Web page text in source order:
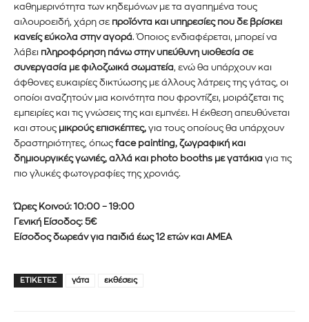
Διάβασα και αποδέχομαι τηνΠολιτική Απορρήτου.
καθημερινότητα των κηδεμόνων με τα αγαπημένα τους
αιλουροειδή, χάρη σε προϊόντα και υπηρεσίες που δε βρίσκει
κανείς εύκολα στην αγορά. Όποιος ενδιαφέρεται, μπορεί να
λάβει πληροφόρηση πάνω στην υπεύθυνη υιοθεσία σε
συνεργασία με φιλοζωικά σωματεία, ενώ θα υπάρχουν και
άφθονες ευκαιρίες δικτύωσης με άλλους λάτρεις της γάτας, οι
οποίοι αναζητούν μια κοινότητα που φροντίζει, μοιράζεται τις
εμπειρίες και τις γνώσεις της και εμπνέει. Η έκθεση απευθύνεται
και στους μικρούς επισκέπτες, για τους οποίους θα υπάρχουν
δραστηριότητες, όπως face painting, ζωγραφική και
δημιουργικές γωνιές, αλλά και photo booths με γατάκια για τις
πιο γλυκές φωτογραφίες της χρονιάς.
Ώρες Κοινού: 10:00 – 19:00
Γενική Είσοδος: 5€
Είσοδος δωρεάν για παιδιά έως 12 ετών και ΑΜΕΑ
ΕΤΙΚΈΤΕΣ γάτα εκθέσεις